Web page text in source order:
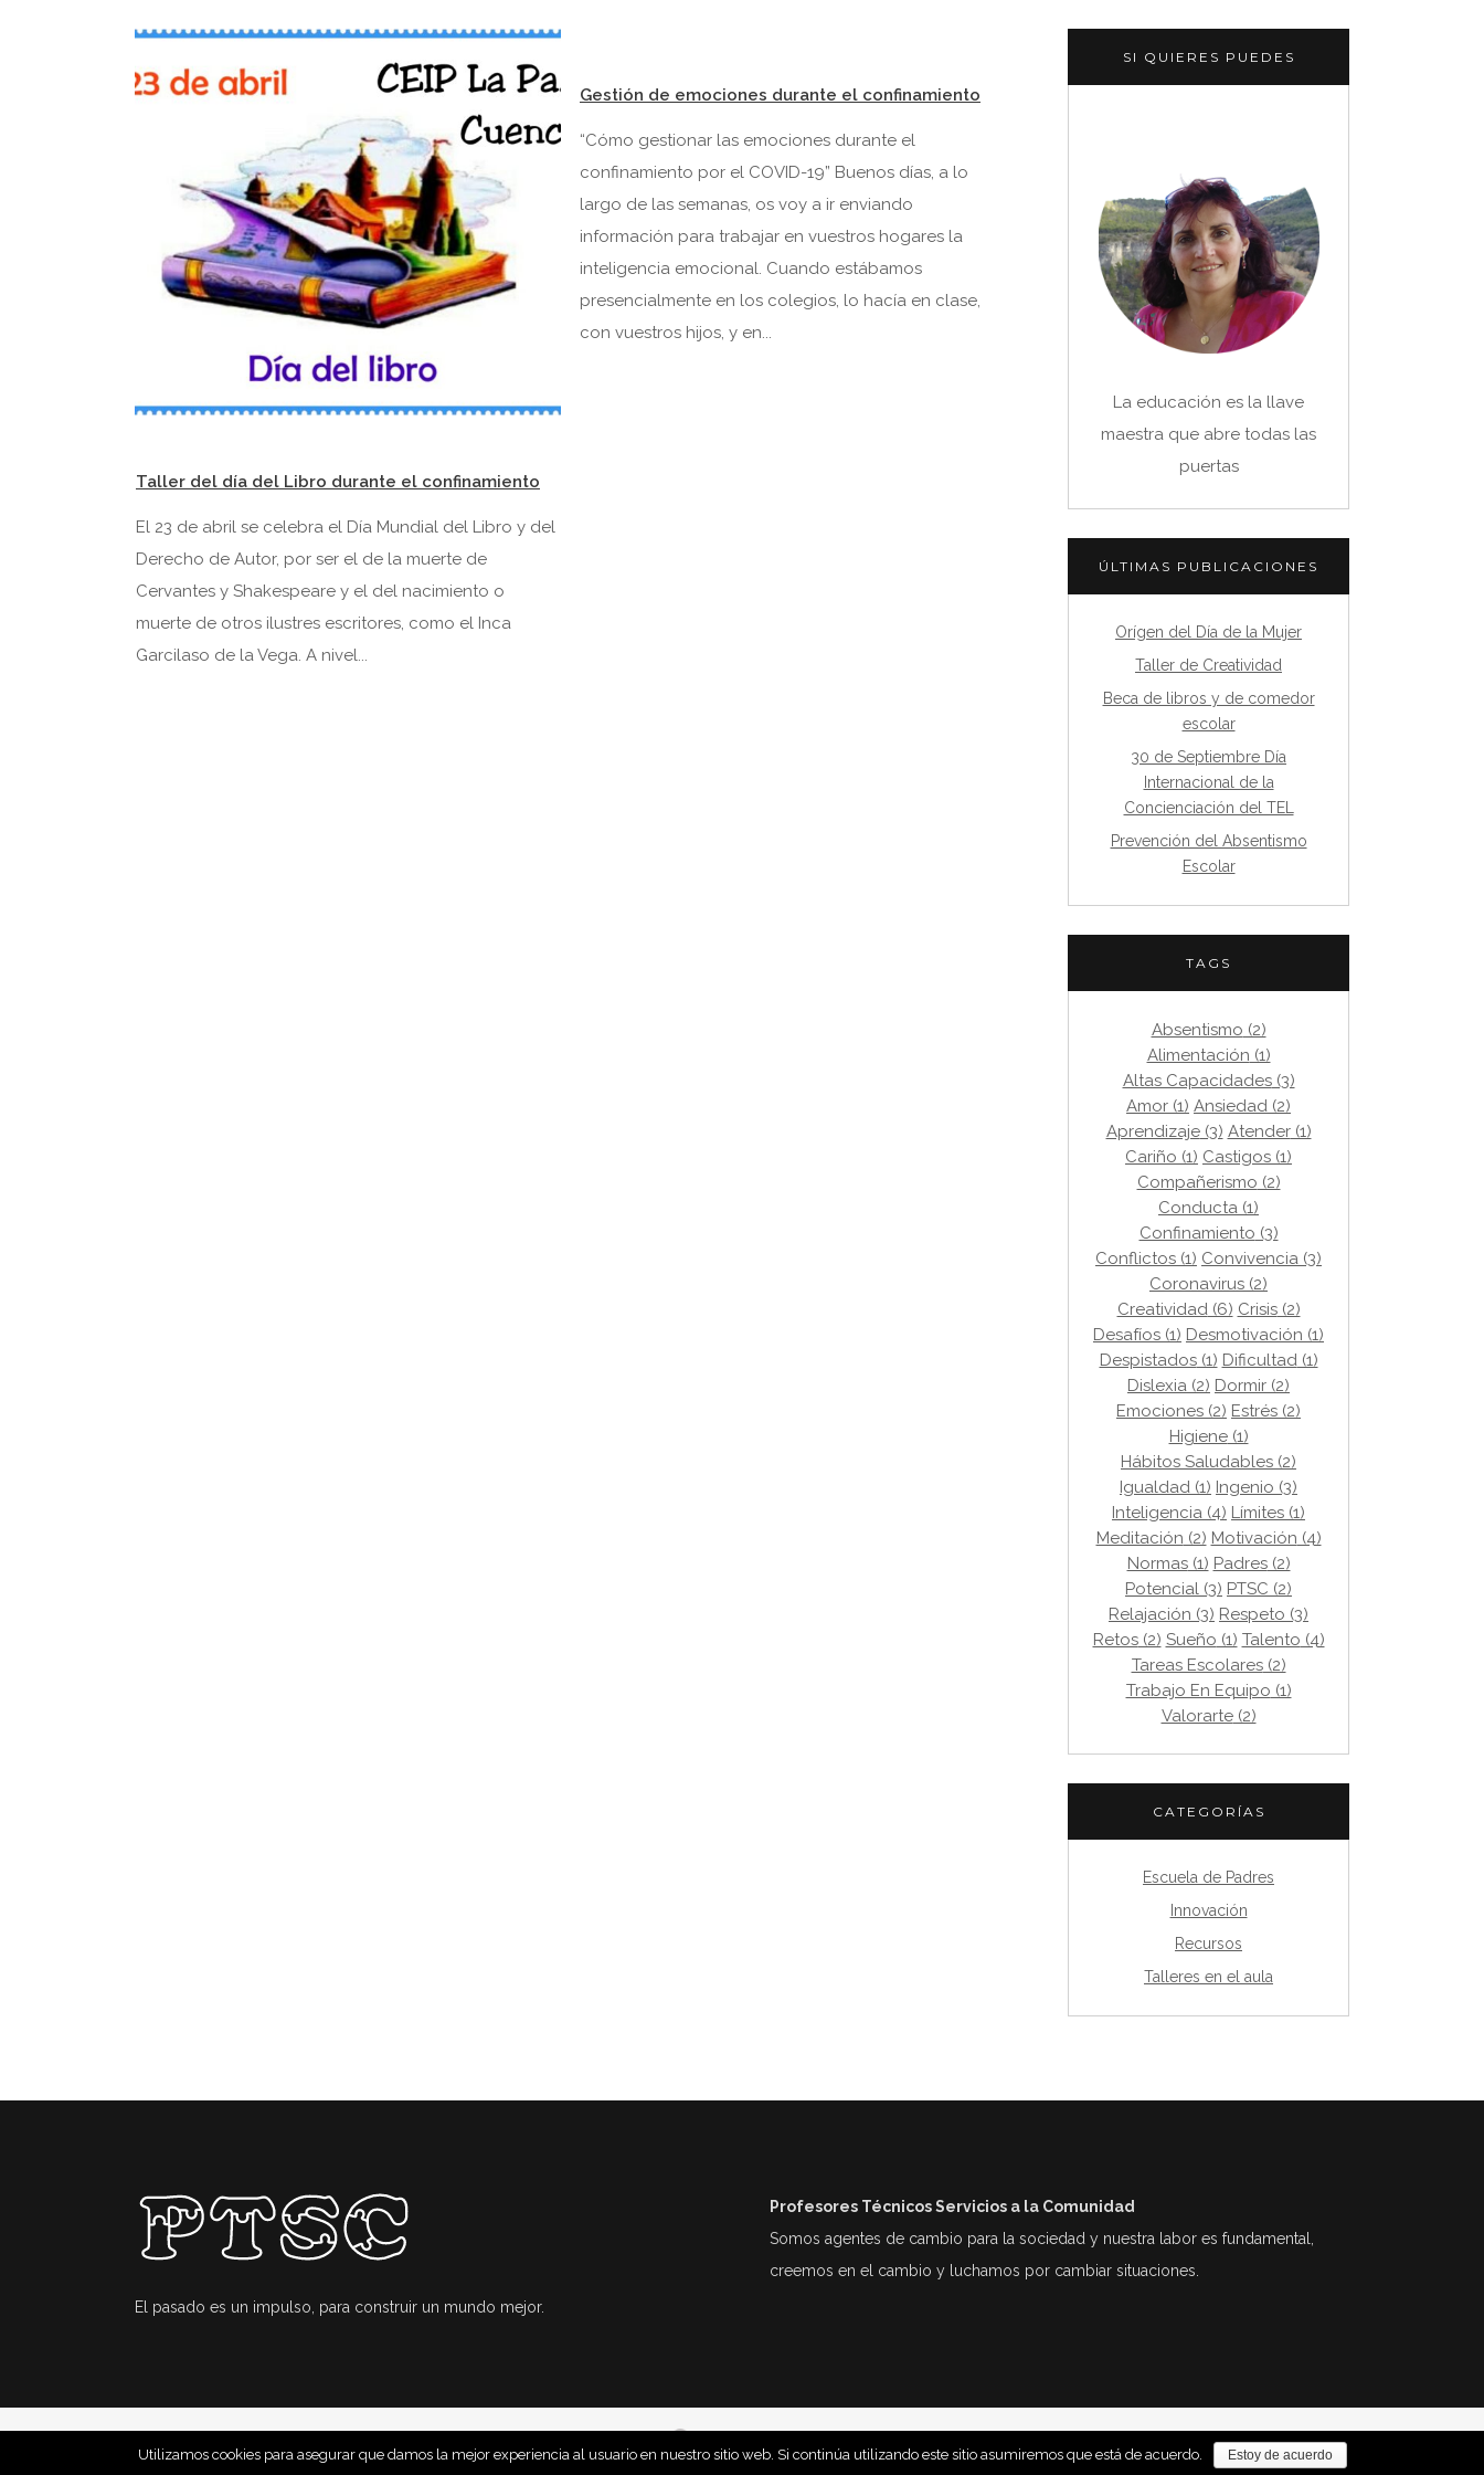
Taller del día del Libro durante el confinamiento
El 23 de abril se celebra el Día Mundial del Libro y del
Derecho de Autor, por ser el de la muerte de
Cervantes y Shakespeare y el del nacimiento o
muerte de otros ilustres escritores, como el Inca
Garcilaso de la Vega. A nivel...
Gestión de emociones durante el confinamiento
“Cómo gestionar las emociones durante el
confinamiento por el COVID-19” Buenos días, a lo
largo de las semanas, os voy a ir enviando
información para trabajar en vuestros hogares la
inteligencia emocional. Cuando estábamos
presencialmente en los colegios, lo hacía en clase,
con vuestros hijos, y en...
SI QUIERES PUEDES
La educación es la llave
maestra que abre todas las
puertas
ÚLTIMAS PUBLICACIONES
Orígen del Día de la Mujer
Taller de Creatividad
Beca de libros y de comedor
escolar
30 de Septiembre Día
Internacional de la
Concienciación del TEL
Prevención del Absentismo
Escolar
TAGS
Absentismo (2)
Alimentación (1)
Altas Capacidades(3)
Amor (1) Ansiedad (2)
Aprendizaje(3) Atender(1)
Cariño (1) Castigos (1)
Compañerismo (2)
Conducta (1)
Confinamiento (3)
Conflictos (1) Convivencia (3)
Coronavirus (2)
Creatividad(6) Crisis(2)
Desafíos (1) Desmotivación (1)
Despistados(1) Dificultad(1)
Dislexia (2) Dormir (2)
Emociones (2) Estrés (2)
Higiene(1)
Hábitos Saludables (2)
Igualdad (1) Ingenio (3)
Inteligencia (4) Límites (1)
Meditación (2) Motivación (4)
Normas(1) Padres(2)
Potencial (3) PTSC (2)
Relajación (3) Respeto (3)
Retos(2) Sueño (1) Talento (4)
Tareas Escolares(2)
Trabajo En Equipo (1)
Valorarte(2)
CATEGORÍAS
Escuela de Padres
Innovación
Recursos
Talleres en el aula
El pasado es un impulso, para construir un mundo mejor.
Profesores Técnicos Servicios a la Comunidad
Somos agentes de cambio para la sociedad y nuestra labor es fundamental,
creemos en el cambio y luchamos por cambiar situaciones.
Utilizamos cookies para asegurar que damos la mejor experiencia al usuario en nuestro sitio web. Si continúa utilizando este sitio asumiremos que está de acuerdo. Estoy de acuerdo